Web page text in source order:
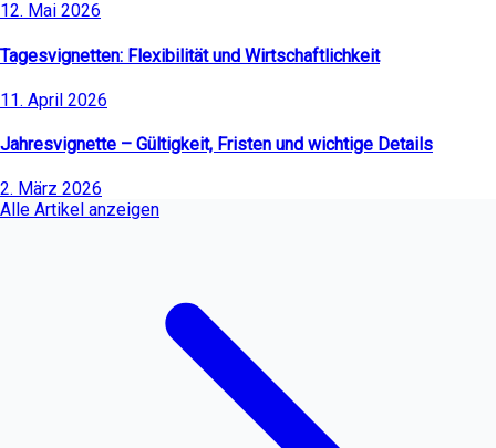
12. Mai 2026
Tagesvignetten: Flexibilität und Wirtschaftlichkeit
11. April 2026
Jahresvignette – Gültigkeit, Fristen und wichtige Details
2. März 2026
Alle Artikel anzeigen